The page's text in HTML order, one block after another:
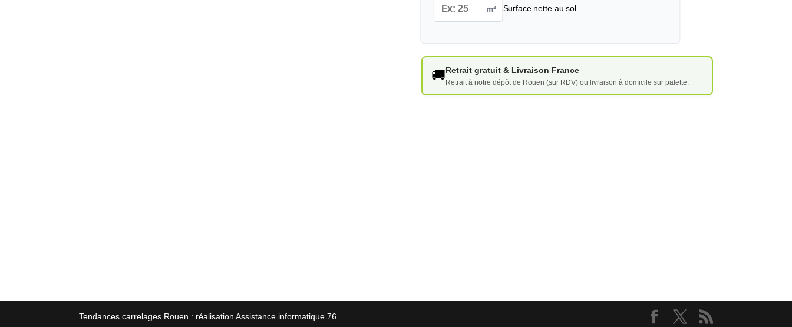
m² Surface nette au sol
🚚Retrait gratuit & Livraison France
Retrait à notre dépôt de Rouen (sur RDV) ou livraison à domicile sur palette.
Tendances carrelages Rouen : réalisation Assistance informatique 76